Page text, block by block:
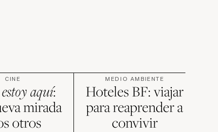
CINE
aquí:
mirada
otros
MEDIO AMBIENTE
Hoteles BF: viajar
para reaprender a
convivir